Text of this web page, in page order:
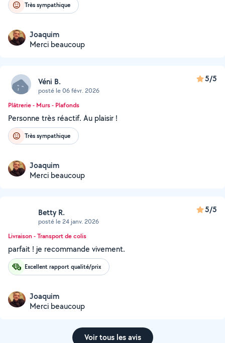
Très sympathique
Joaquim
Merci beaucoup
Véni B.
posté le 06 févr. 2026
5/5
Plâtrerie - Murs - Plafonds
Personne très réactif. Au plaisir !
Très sympathique
Joaquim
Merci beaucoup
Betty R.
posté le 24 janv. 2026
5/5
Livraison - Transport de colis
parfait ! je recommande vivement.
Excellent rapport qualité/prix
Joaquim
Merci beaucoup
Voir tous les avis